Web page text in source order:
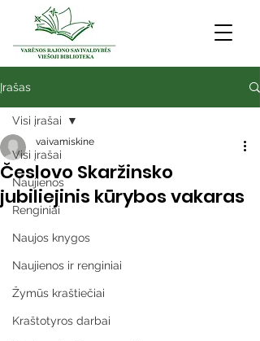
Įrašas
Visi įrašai
Naujienos
Renginiai
Naujos knygos
Naujienos ir renginiai
Žymūs kraštiečiai
Kraštotyros darbai
Visi įrašai
Česlovo Skaržinsko
jubiliejinis kūrybos vakaras
vaivamiskine